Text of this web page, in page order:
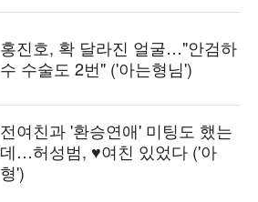
홍진호, 확 달라진 얼굴…"안검하
수 수술도 2번" ('아는형님')
전여친과 '환승연애' 미팅도 했는
데…허성범, ♥여친 있었다 ('아
형')